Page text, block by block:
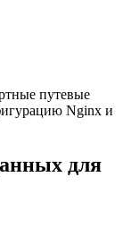
путевые
Nginx и
для